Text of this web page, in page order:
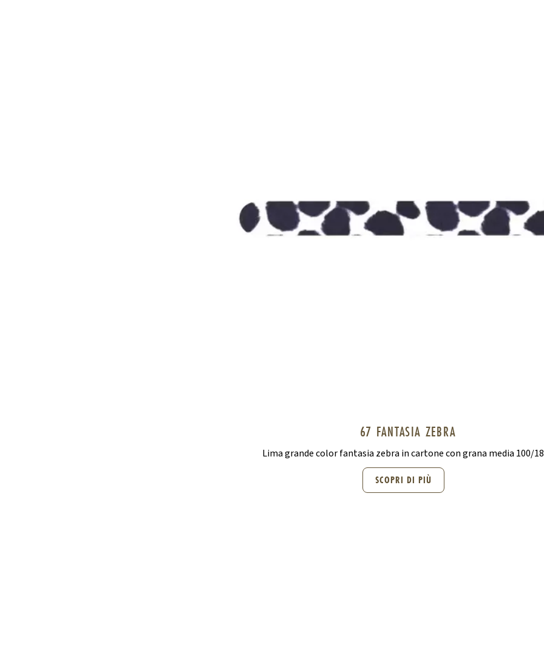
67 FANTASIA ZEBRA
Lima grande color fantasia zebra in cartone con grana media 100/
SCOPRI DI PIÙ